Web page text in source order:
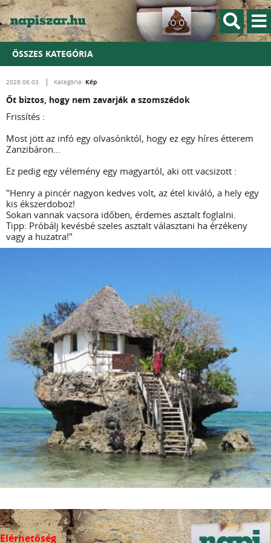
ÖSSZES KATEGÓRIA
2026.06.03. Kategória: Kép
Őt biztos, hogy nem zavarják a szomszédok
Frissítés :
Most jött az infó egy olvasónktól, hogy ez egy híres étterem
Zanzibáron...
Ez pedig egy vélemény egy magyartól, aki ott vacsizott :
"Henry a pincér nagyon kedves volt, az étel kiváló, a hely egy
kis ékszerdoboz!
Sokan vannak vacsora időben, érdemes asztalt foglalni.
Tipp: Próbálj kevésbé szeles asztalt választani ha érzékeny
vagy a huzatra!"
Elérhetőség